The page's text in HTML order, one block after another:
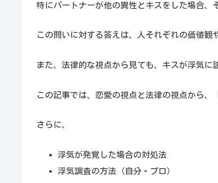
特にパートナーが他の異性とキスをした場合、
この問いに対する答えは、人それぞれの価値観
また、法律的な視点から見ても、キスが浮気に
この記事では、恋愛の視点と法律の視点から、
さらに、
浮気が発覚した場合の対処法
浮気調査の方法（自分・プロ）